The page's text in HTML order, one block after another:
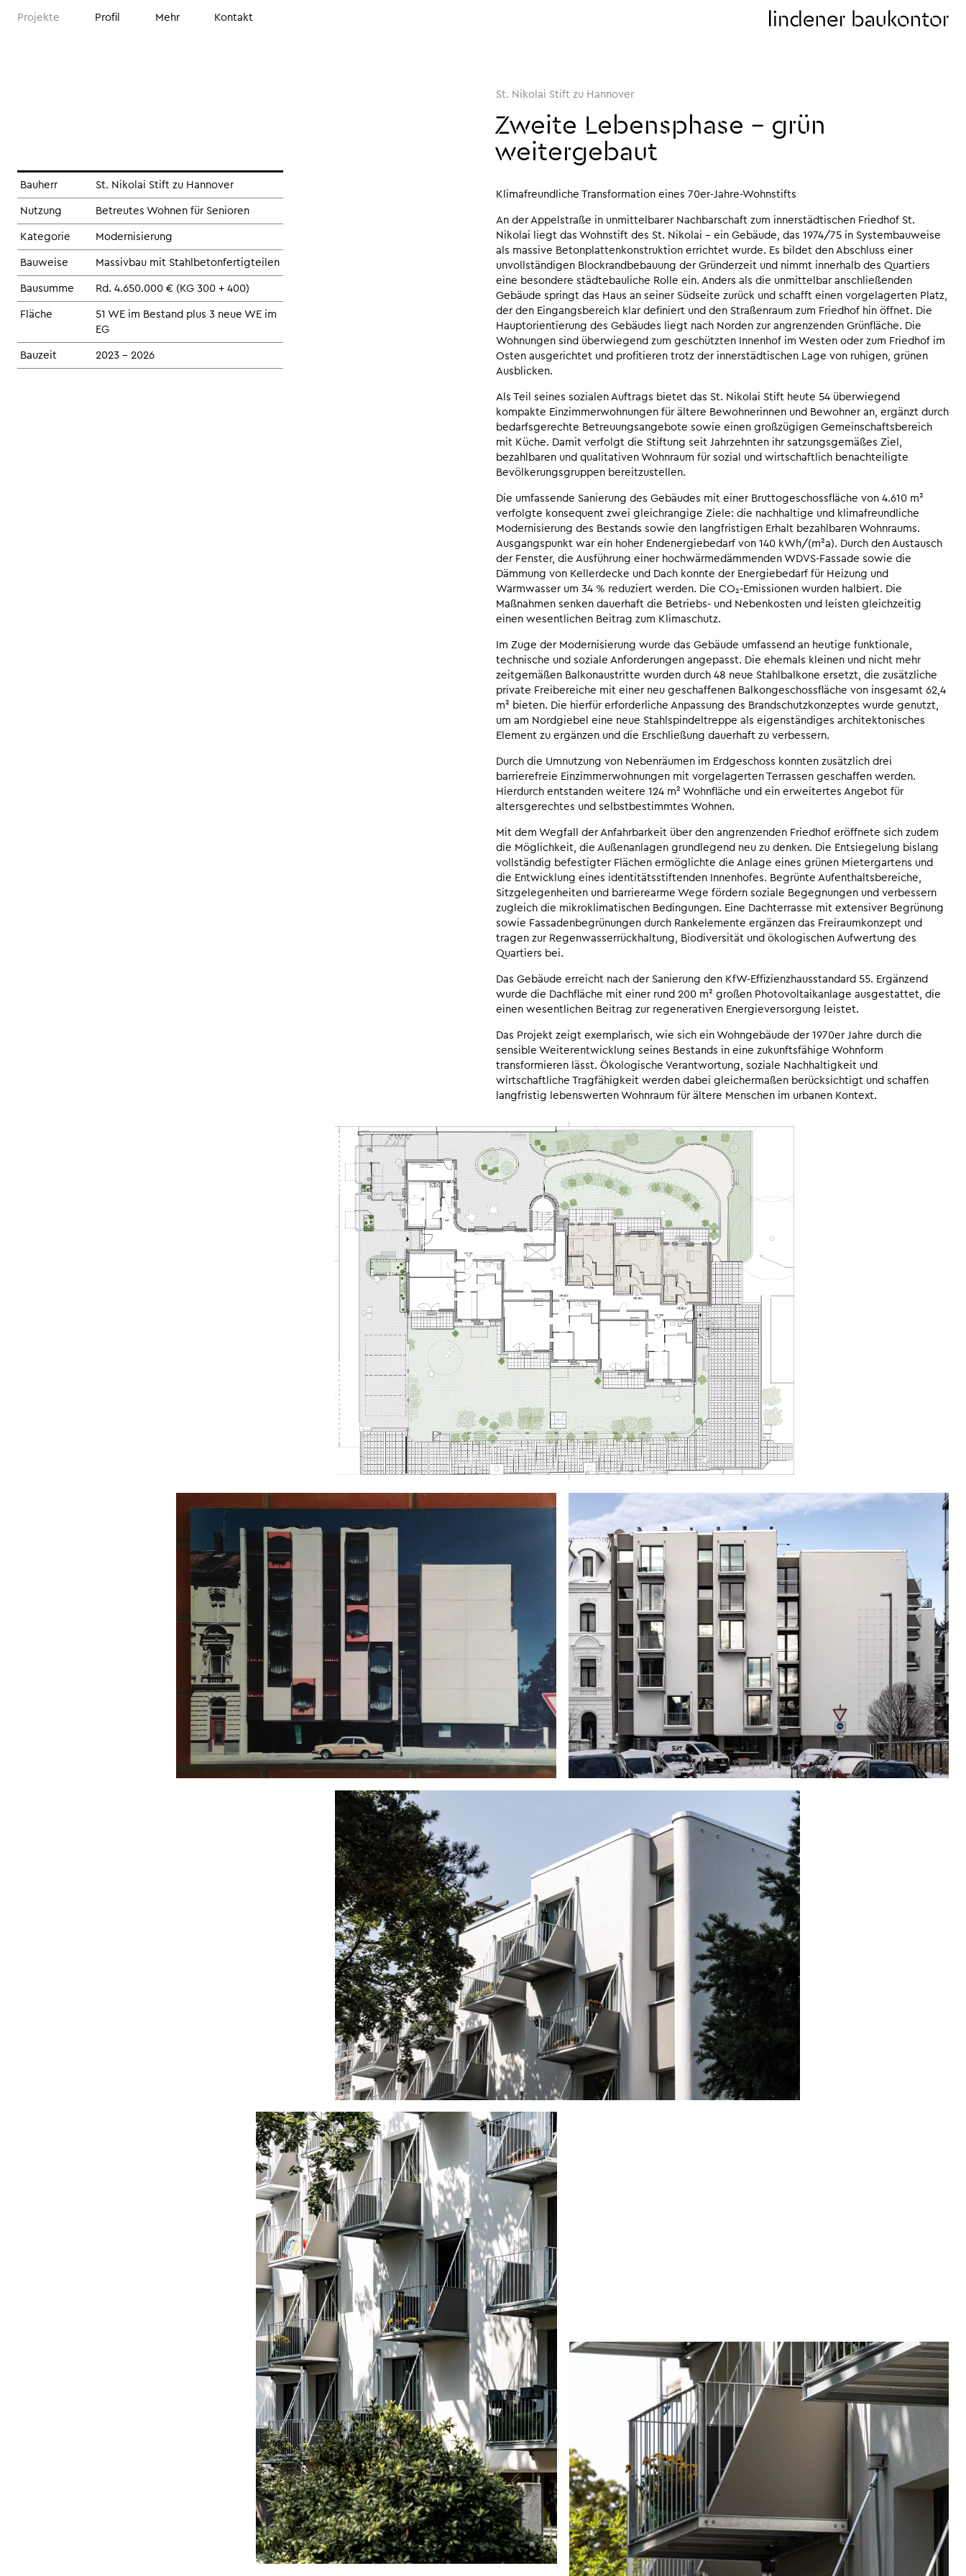
Projekte Profil Mehr Kontakt
St. Nikolai Stift zu Hannover
Zweite Lebensphase – grün
weitergebaut
Klimafreundliche Transformation eines 70er-Jahre-Wohnstifts
An der Appelstraße in unmittelbarer Nachbarschaft zum innerstädtischen Friedhof St.
Nikolai liegt das Wohnstift des St. Nikolai – ein Gebäude, das 1974/75 in Systembauweise
als massive Betonplattenkonstruktion errichtet wurde. Es bildet den Abschluss einer
unvollständigen Blockrandbebauung der Gründerzeit und nimmt innerhalb des Quartiers
eine besondere städtebauliche Rolle ein. Anders als die unmittelbar anschließenden
Gebäude springt das Haus an seiner Südseite zurück und schafft einen vorgelagerten Platz,
der den Eingangsbereich klar definiert und den Straßenraum zum Friedhof hin öffnet. Die
Hauptorientierung des Gebäudes liegt nach Norden zur angrenzenden Grünfläche. Die
Wohnungen sind überwiegend zum geschützten Innenhof im Westen oder zum Friedhof im
Osten ausgerichtet und profitieren trotz der innerstädtischen Lage von ruhigen, grünen
Ausblicken.
Als Teil seines sozialen Auftrags bietet das St. Nikolai Stift heute 54 überwiegend
kompakte Einzimmerwohnungen für ältere Bewohnerinnen und Bewohner an, ergänzt durch
bedarfsgerechte Betreuungsangebote sowie einen großzügigen Gemeinschaftsbereich
mit Küche. Damit verfolgt die Stiftung seit Jahrzehnten ihr satzungsgemäßes Ziel,
bezahlbaren und qualitativen Wohnraum für sozial und wirtschaftlich benachteiligte
Bevölkerungsgruppen bereitzustellen.
Die umfassende Sanierung des Gebäudes mit einer Bruttogeschossfläche von 4.610 m²
verfolgte konsequent zwei gleichrangige Ziele: die nachhaltige und klimafreundliche
Modernisierung des Bestands sowie den langfristigen Erhalt bezahlbaren Wohnraums.
Ausgangspunkt war ein hoher Endenergiebedarf von 140 kWh/(m²a). Durch den Austausch
der Fenster, die Ausführung einer hochwärmedämmenden WDVS-Fassade sowie die
Dämmung von Kellerdecke und Dach konnte der Energiebedarf für Heizung und
Warmwasser um 34 % reduziert werden. Die CO₂-Emissionen wurden halbiert. Die
Maßnahmen senken dauerhaft die Betriebs- und Nebenkosten und leisten gleichzeitig
einen wesentlichen Beitrag zum Klimaschutz.
Im Zuge der Modernisierung wurde das Gebäude umfassend an heutige funktionale,
technische und soziale Anforderungen angepasst. Die ehemals kleinen und nicht mehr
zeitgemäßen Balkonaustritte wurden durch 48 neue Stahlbalkone ersetzt, die zusätzliche
private Freibereiche mit einer neu geschaffenen Balkongeschossfläche von insgesamt 62,4
m² bieten. Die hierfür erforderliche Anpassung des Brandschutzkonzeptes wurde genutzt,
um am Nordgiebel eine neue Stahlspindeltreppe als eigenständiges architektonisches
Element zu ergänzen und die Erschließung dauerhaft zu verbessern.
Durch die Umnutzung von Nebenräumen im Erdgeschoss konnten zusätzlich drei
barrierefreie Einzimmerwohnungen mit vorgelagerten Terrassen geschaffen werden.
Hierdurch entstanden weitere 124 m² Wohnfläche und ein erweitertes Angebot für
altersgerechtes und selbstbestimmtes Wohnen.
Mit dem Wegfall der Anfahrbarkeit über den angrenzenden Friedhof eröffnete sich zudem
die Möglichkeit, die Außenanlagen grundlegend neu zu denken. Die Entsiegelung bislang
vollständig befestigter Flächen ermöglichte die Anlage eines grünen Mietergartens und
die Entwicklung eines identitätsstiftenden Innenhofes. Begrünte Aufenthaltsbereiche,
Sitzgelegenheiten und barrierearme Wege fördern soziale Begegnungen und verbessern
zugleich die mikroklimatischen Bedingungen. Eine Dachterrasse mit extensiver Begrünung
sowie Fassadenbegrünungen durch Rankelemente ergänzen das Freiraumkonzept und
tragen zur Regenwasserrückhaltung, Biodiversität und ökologischen Aufwertung des
Quartiers bei.
Das Gebäude erreicht nach der Sanierung den KfW-Effizienzhausstandard 55. Ergänzend
wurde die Dachfläche mit einer rund 200 m² großen Photovoltaikanlage ausgestattet, die
einen wesentlichen Beitrag zur regenerativen Energieversorgung leistet.
Das Projekt zeigt exemplarisch, wie sich ein Wohngebäude der 1970er Jahre durch die
sensible Weiterentwicklung seines Bestands in eine zukunftsfähige Wohnform
transformieren lässt. Ökologische Verantwortung, soziale Nachhaltigkeit und
wirtschaftliche Tragfähigkeit werden dabei gleichermaßen berücksichtigt und schaffen
langfristig lebenswerten Wohnraum für ältere Menschen im urbanen Kontext.
Bauherr St. Nikolai Stift zu Hannover
Nutzung Betreutes Wohnen für Senioren
Kategorie Modernisierung
Bauweise Massivbau mit Stahlbetonfertigteilen
Bausumme Rd. 4.650.000 € (KG 300 + 400)
Fläche
51 WE im Bestand plus 3 neue WE im
EG
Bauzeit 2023 - 2026